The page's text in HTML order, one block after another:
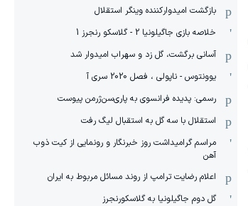
بازگشت امیدوارکننده وینگر استقلال
خلاصه بازی جاگیلونیا 2 - گلاسکو رنجرز 1
آسانی برگشت، گل زد و سهراب امیدوار شد
یوونتوس - ناپولی ، فصل 2020 سری آ
رسمی: پدیده فرانسوی به پاری‌سن‌ژرمن پیوست
استقلال با سه گل به استقبال لیگ رفت
مراسم گرامیداشت روز خبرنگار و رونمایی از کیت ذوب
آهن
اعلام رضایت ترامپ از روند مسائل مربوط به ایران
گل دوم جاگیلونیا به گلاسکورنجرز